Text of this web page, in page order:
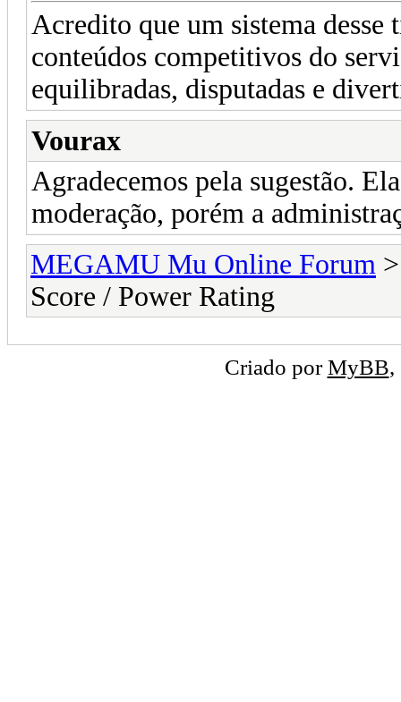
Acredito que um sistema desse
conteúdos competitivos do
equilibradas, disputadas e
Vourax
Agradecemos pela sugestão.
moderação, porém a
MEGAMU Mu Online Forum
Score / Power Rating
Criado porMyBB,